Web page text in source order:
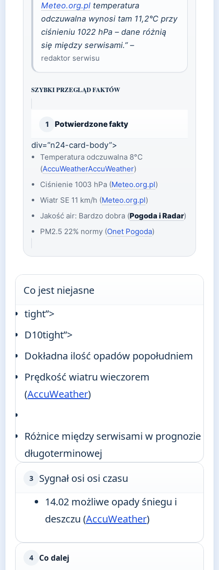
Meteo.org.pl temperatura
odczuwalna wynosi tam 11,2°C przy
ciśnieniu 1022 hPa – dane różnią
się między serwisami.” –
redaktor serwisu
SZYBKI PRZEGLĄD FAKTÓW
1 Potwierdzone fakty
div=”n24-card-body”>
Temperatura odczuwalna 8°C
(AccuWeatherAccuWeather)
Ciśnienie 1003 hPa (Meteo.org.pl)
Wiatr SE 11 km/h (Meteo.org.pl)
Jakość air: Bardzo dobra (Pogoda i Radar)
PM2.5 22% normy (Onet Pogoda)
Co jest niejasne
tight”>
D10tight”>
Dokładna ilość opadów popołudniem
Prędkość wiatru wieczorem
(AccuWeather)
Różnice między serwisami w prognozie
długoterminowej
3
Sygnał osi osi czasu
14.02 możliwe opady śniegu i
deszczu (AccuWeather)
4 Co dalej